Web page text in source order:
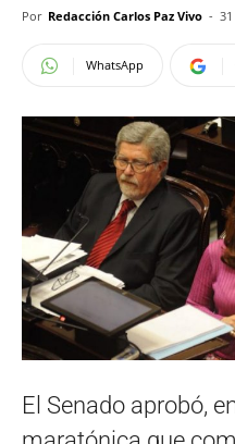
Por Redacción Carlos Paz Vivo -
WhatsApp
El Senado aprobó,